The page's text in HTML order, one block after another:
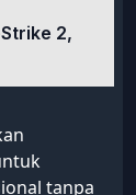
2,
tanpa